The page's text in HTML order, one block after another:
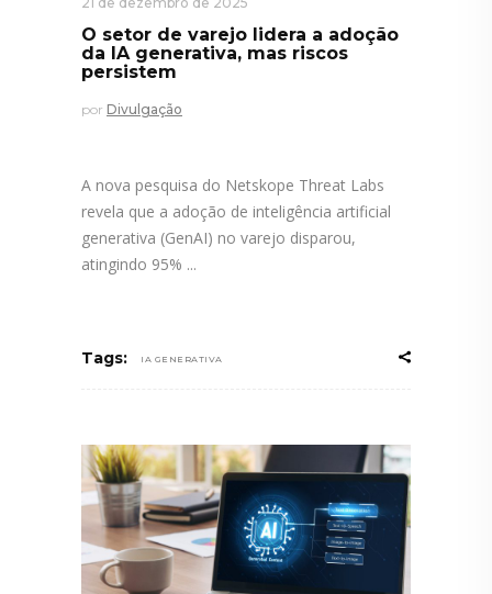
O setor de varejo lidera a adoção
da IA generativa, mas riscos
persistem
por Divulgação
A nova pesquisa do Netskope Threat Labs
revela que a adoção de inteligência artificial
generativa (GenAI) no varejo disparou,
atingindo 95%
Tags: IA GENERATIVA